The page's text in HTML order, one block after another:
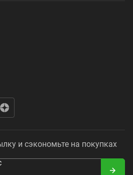
и сэкономьте на покупках